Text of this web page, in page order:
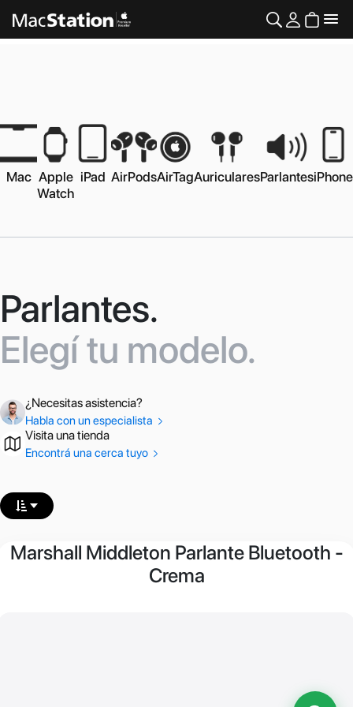
Mac Apple
Watch
iPad AirPodsAirTagAuricularesParlantesiPhone
Parlantes.
Elegí tu modelo.
¿Necesitas asistencia?
Habla con un especialista
Visita una tienda
Encontrá una cerca tuyo
Marshall Middleton Parlante Bluetooth -
Crema